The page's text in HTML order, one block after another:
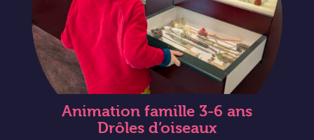
Animation famille 3-6 ans
Drôles d’oiseaux